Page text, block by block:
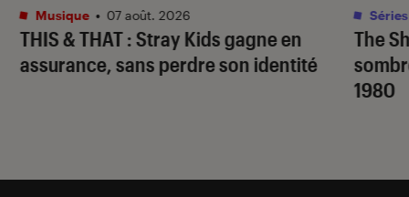
THIS & THAT: Stray Kids gagne en
assurance, sans perdre son identité
Musique • 07 août. 2026
The
1980
Séries